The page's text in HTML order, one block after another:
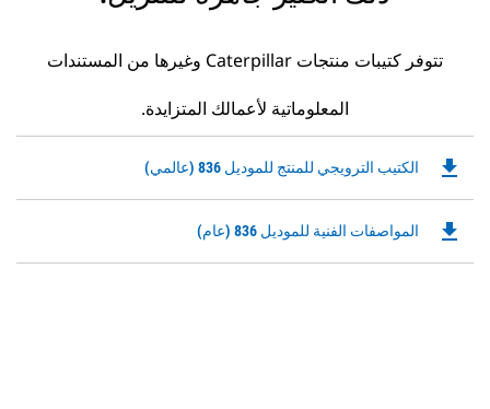
تتوفر كتيبات منتجات Caterpillar وغيرها من المستندات
المعلوماتية لأعمالك المتزايدة.
الكتيب الترويجي للمنتج للموديل 836 (عالمي)Downloadable
a
file_download
المواصفات الفنية للموديل 836 (عام)Downloadable
file_download